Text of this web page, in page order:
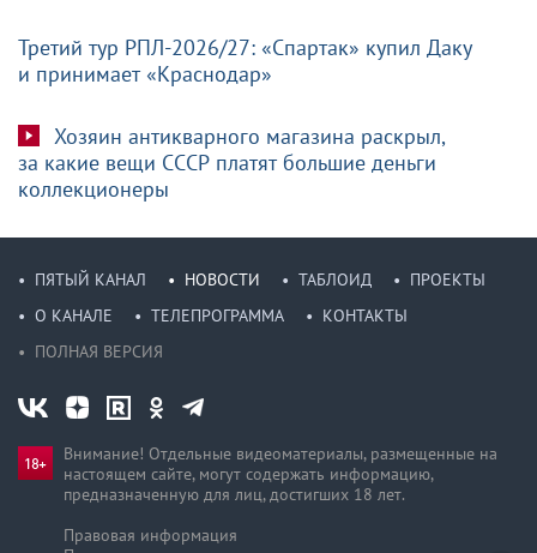
Третий тур РПЛ-2026/27: «Спартак» купил Даку
и принимает «Краснодар»
Хозяин антикварного магазина раскрыл,
за какие вещи СССР платят большие деньги
коллекционеры
ПЯТЫЙ КАНАЛ НОВОСТИ ТАБЛОИД
ПРОЕКТЫ
О КАНАЛЕ
ТЕЛЕПРОГРАММА
КОНТАКТЫ
ПОЛНАЯ ВЕРСИЯ
Внимание! Отдельные видеоматериалы, размещенные на
настоящем сайте, могут содержать информацию,
предназначен­ную для лиц, достигших 18 лет.
Правовая информация